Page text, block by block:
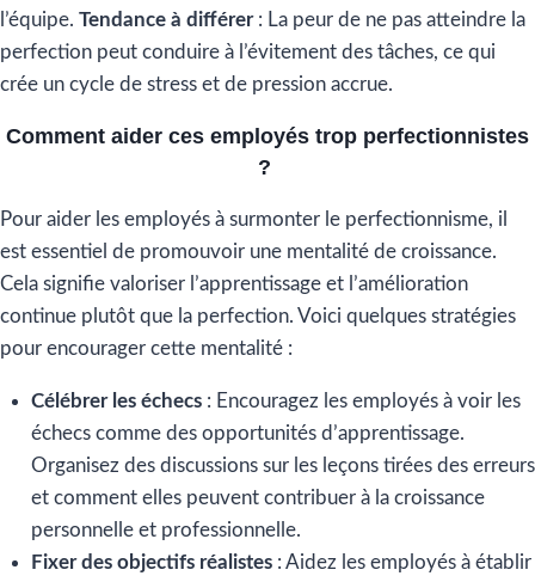
l’équipe. Tendance à différer: La peur de ne pas atteindre la
perfection peut conduire à l’évitement des tâches, ce qui
crée un cycle de stress et de pression accrue.
Comment aider ces employés trop perfectionnistes
?
Pour aider les employés à surmonter le perfectionnisme, il
est essentiel de promouvoir une mentalité de croissance.
Cela signifie valoriser l’apprentissage et l’amélioration
continue plutôt que la perfection. Voici quelques stratégies
pour encourager cette mentalité :
Célébrer les échecs : Encouragez les employés à voir les
échecs comme des opportunités d’apprentissage.
Organisez des discussions sur les leçons tirées des erreurs
et comment elles peuvent contribuer à la croissance
personnelle et professionnelle.
Fixer des objectifs réalistes: Aidez les employés à établir